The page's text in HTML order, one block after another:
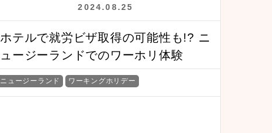
2024.08.25
ホテルで就労ビザ取得の可能性も!? ニ
ュージーランドでのワーホリ体験
ニュージーランド ワーキングホリデー